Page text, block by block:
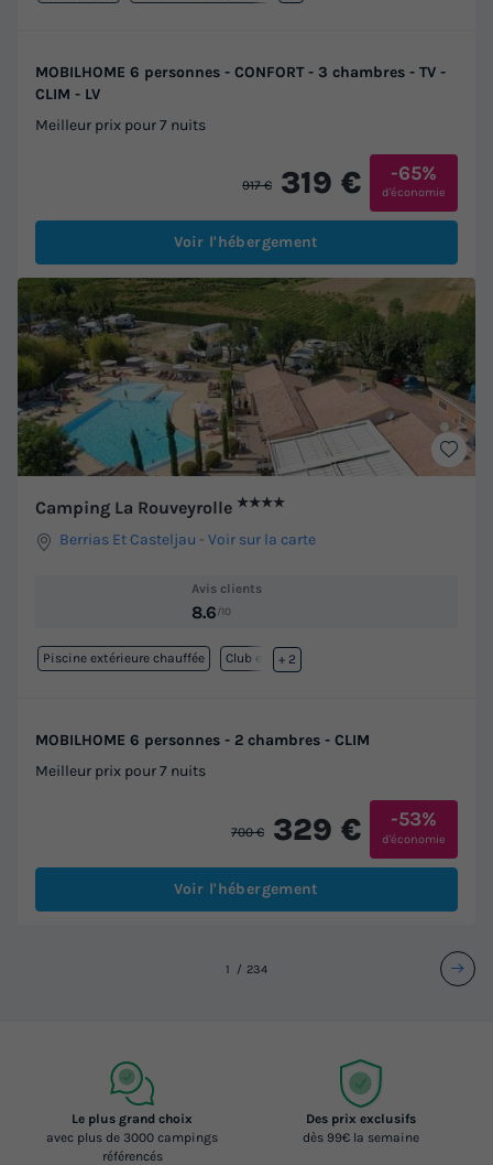
MOBILHOME 6 personnes - CONFORT - 3 chambres - TV -
CLIM - LV
Meilleur prix pour 7 nuits
917 € 319 € -65%
d'économie
Voir l'hébergement
Camping La Rouveyrolle ★★★★
Berrias Et Casteljau -Voir sur la carte
Avis clients
8.6/10
Piscine extérieure chauffée Club enfant
+ 2
MOBILHOME 6 personnes - 2 chambres - CLIM
Meilleur prix pour 7 nuits
700 € 329 € -53%
d'économie
Voir l'hébergement
1 234
Le plus grand choix
avec plus de 3000 campings
référencés
Des prix exclusifs
dès 99€ la semaine